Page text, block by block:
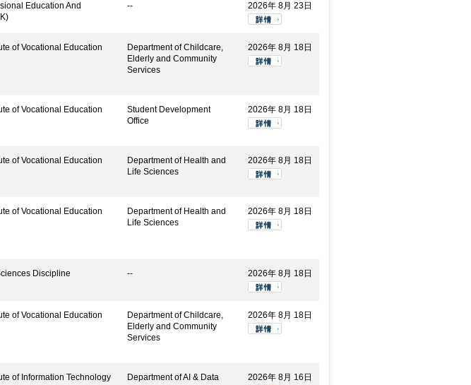
Education And
-- 2026年 8月 23日
of Vocational Education
Department of Childcare,
Elderly and Community
Services
2026年 8月 18日
of Vocational Education
Student Development
Office
2026年 8月 18日
of Vocational Education
Department of Health and
Life Sciences
2026年 8月 18日
of Vocational Education
Department of Health and
Life Sciences
2026年 8月 18日
Discipline -- 2026年 8月 18日
of Vocational Education
Department of Childcare,
Elderly and Community
Services
2026年 8月 18日
of Information Technology Department of AI & Data 2026年 8月 16日